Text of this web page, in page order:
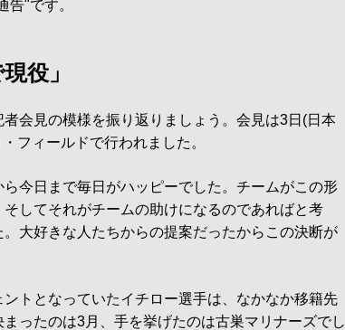
告"です。
役」
会見の模様を振り返りましょう。会見は3日(日本
フィールドで行われました。
ら今日まで毎日がハッピーでした。チームがこの形
してそれがチームの助けになるのであればと考
大好きな人たちからの提案だったからこの決断が
トとなっていたイチロー選手は、なかなか移籍先
ったのは3月、手を挙げたのは古巣マリナーズでし